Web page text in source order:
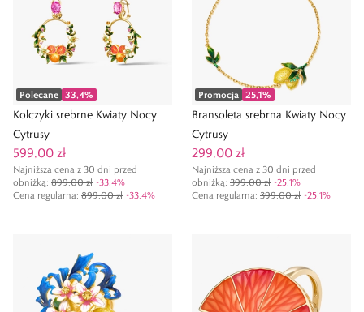
Polecane 33,4%
Kolczyki srebrne Kwiaty Nocy
Cytrusy
599,00 zł
Najniższa cena z 30 dni przed
obniżką: 899,00 zł -33,4%
Cena regularna: 899,00 zł -33,4%
Promocja 25,1%
Bransoleta srebrna Kwiaty Nocy
Cytrusy
299,00 zł
Najniższa cena z 30 dni przed
obniżką: 399,00 zł -25,1%
Cena regularna: 399,00 zł -25,1%